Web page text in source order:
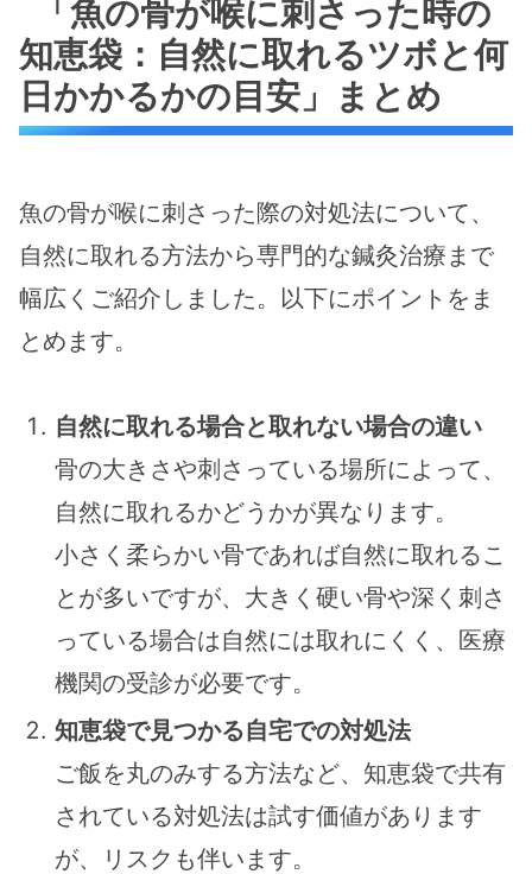
「魚の骨が喉に刺さった時の
知恵袋：自然に取れるツボと何
日かかるかの目安」まとめ
魚の骨が喉に刺さった際の対処法について、
自然に取れる方法から専門的な鍼灸治療まで
幅広くご紹介しました。以下にポイントをま
とめます。
自然に取れる場合と取れない場合の違い
骨の大きさや刺さっている場所によって、
自然に取れるかどうかが異なります。
小さく柔らかい骨であれば自然に取れるこ
とが多いですが、大きく硬い骨や深く刺さ
っている場合は自然には取れにくく、医療
機関の受診が必要です。
知恵袋で見つかる自宅での対処法
ご飯を丸のみする方法など、知恵袋で共有
されている対処法は試す価値があります
が、リスクも伴います。